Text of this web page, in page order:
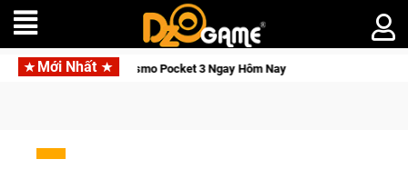
Mới Nhất
DJI Osmo Pocket 3 Ngay Hôm Nay